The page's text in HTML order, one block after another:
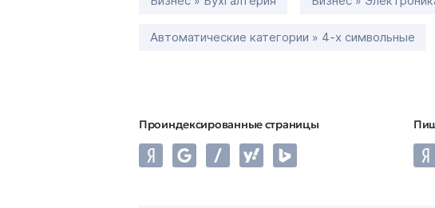
Автоматические категории » 4-х символьные
Проиндексированные страницы